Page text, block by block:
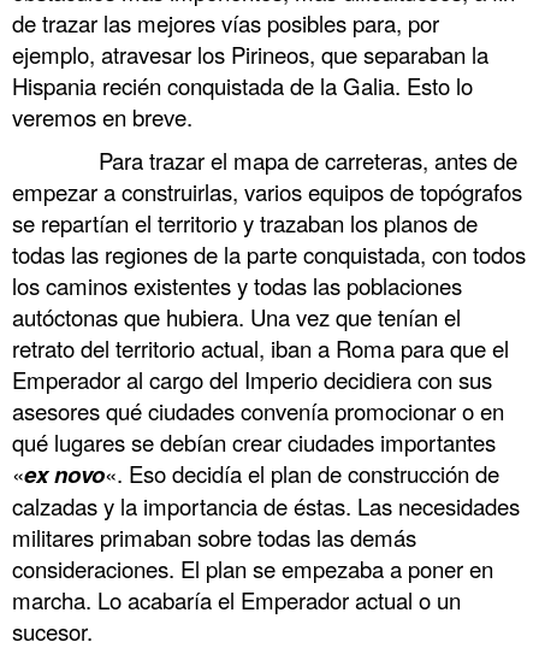
de trazar las mejores vías posibles para, por
ejemplo, atravesar los Pirineos, que separaban la
Hispania recién conquistada de la Galia. Esto lo
veremos en breve.
Para trazar el mapa de carreteras, antes de
empezar a construirlas, varios equipos de topógrafos
se repartían el territorio y trazaban los planos de
todas las regiones de la parte conquistada, con todos
los caminos existentes y todas las poblaciones
autóctonas que hubiera. Una vez que tenían el
retrato del territorio actual, iban a Roma para que el
Emperador al cargo del Imperio decidiera con sus
asesores qué ciudades convenía promocionar o en
qué lugares se debían crear ciudades importantes
«ex novo«. Eso decidía el plan de construcción de
calzadas y la importancia de éstas. Las necesidades
militares primaban sobre todas las demás
consideraciones. El plan se empezaba a poner en
marcha. Lo acabaría el Emperador actual o un
sucesor.